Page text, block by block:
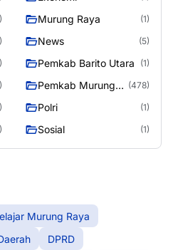
Murung Raya (1)
News (5)
Pemkab Barito Utara (1)
Pemkab Murung
(478)
Polri (1)
Sosial (1)
Murung Raya
DPRD